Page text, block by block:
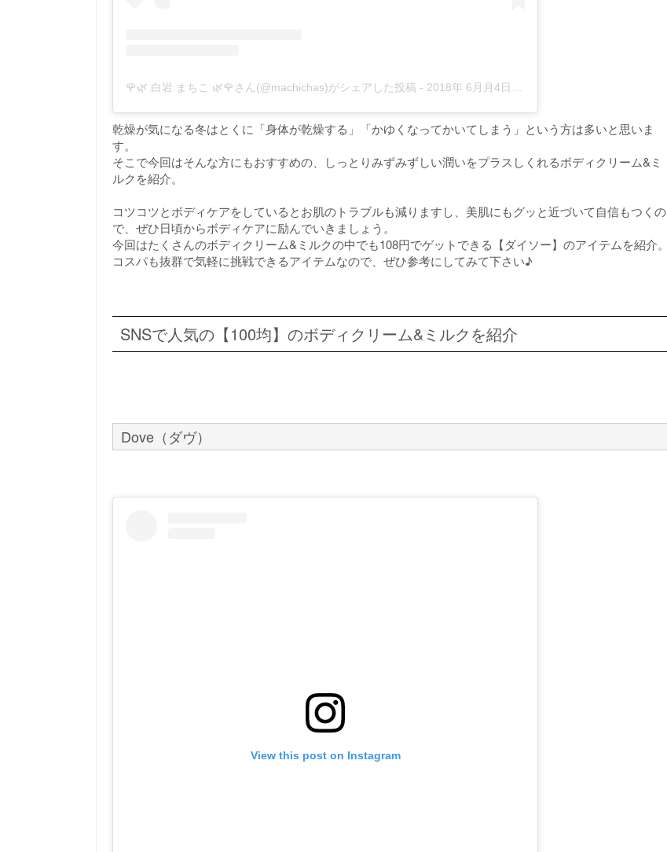
🌹🌿 白岩 まちこ 🌿🌹さん(@machichas)がシェアした投稿 - 2018年 6月月4日午前5時22分PDT
乾燥が気になる冬はとくに「身体が乾燥する」「かゆくなってかいてしまう」という方は多いと思いま
す。
そこで今回はそんな方にもおすすめの、しっとりみずみずしい潤いをプラスしくれるボディクリーム&ミ
ルクを紹介。
コツコツとボディケアをしているとお肌のトラブルも減りますし、美肌にもグッと近づいて自信もつくの
で、ぜひ日頃からボディケアに励んでいきましょう。
今回はたくさんのボディクリーム&ミルクの中でも108円でゲットできる【ダイソー】のアイテムを紹介。
コスパも抜群で気軽に挑戦できるアイテムなので、ぜひ参考にしてみて下さい♪
SNSで人気の【100均】のボディクリーム&ミルクを紹介
Dove（ダヴ）
View this post on Instagram